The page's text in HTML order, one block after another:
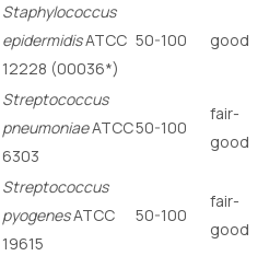
Staphylococcus
epidermidisATCC
12228 (00036*)
50-100 good
Streptococcus
pneumoniaeATCC
6303
50-100
fair-
good
Streptococcus
pyogenesATCC
19615
50-100
fair-
good